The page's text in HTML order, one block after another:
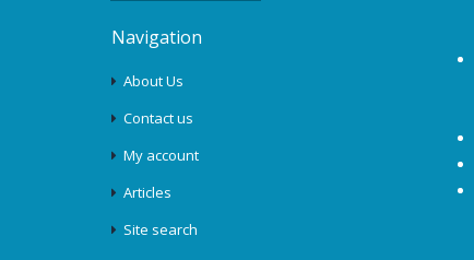
Navigation
About Us
Contact us
My account
Articles
Site search